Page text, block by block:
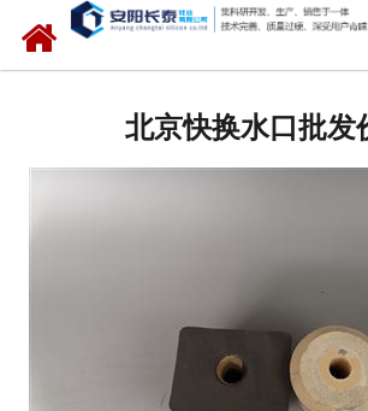
网站首页
北京中间包
北京引流
北京快换水口批发